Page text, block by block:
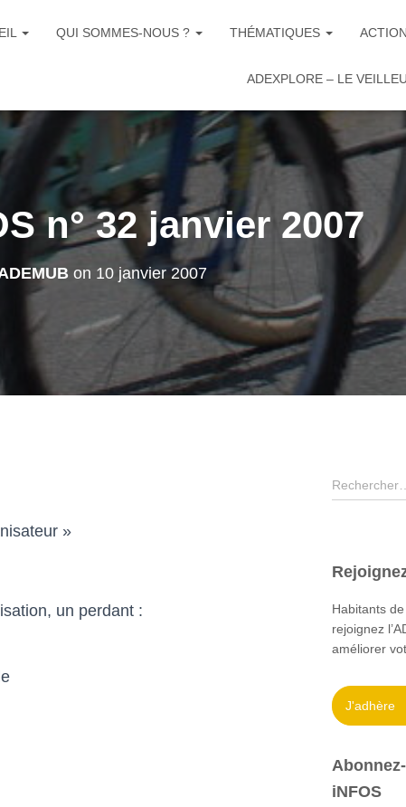
QUI SOMMES-NOUS ? THÉMATIQUES
ADEXPLORE – LE
n° 32 janvier 2007
on 10 janvier 2007
»
un perdant :
R
e
r
h
e
r
:
Rechercher…
Habitants
rejoignez
améliorer
J'adhère
iNFOS